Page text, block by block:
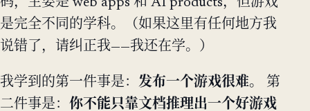
码，主要是 web apps 和 AI products，但游戏
是完全不同的学科。（如果这里有任何地方我
说错了，请纠正我——我还在学。）
我学到的第一件事是： 发布一个游戏很难。
第
二件事是： 你不能只靠文档推理出一个好游戏